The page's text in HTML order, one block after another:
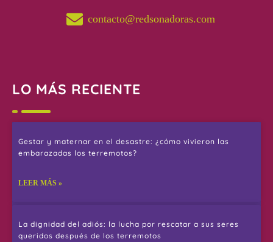
contacto@redsonadoras.com
LO MÁS RECIENTE
Gestar y maternar en el desastre: ¿cómo vivieron las
embarazadas los terremotos?
LEER MÁS »
La dignidad del adiós: la lucha por rescatar a sus seres
queridos después de los terremotos